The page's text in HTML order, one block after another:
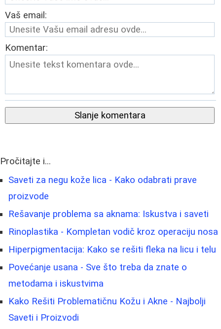
Vaš email:
Komentar:
Slanje komentara
Pročitajte i...
Saveti za negu kože lica - Kako odabrati prave
proizvode
Rešavanje problema sa aknama: Iskustva i saveti
Rinoplastika - Kompletan vodič kroz operaciju nosa
Hiperpigmentacija: Kako se rešiti fleka na licu i telu
Povećanje usana - Sve što treba da znate o
metodama i iskustvima
Kako Rešiti Problematičnu Kožu i Akne - Najbolji
Saveti i Proizvodi